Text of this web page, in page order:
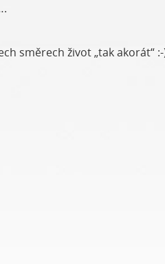
směrech život „tak akorát“ :-